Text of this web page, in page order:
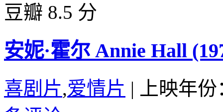
豆瓣 8.5 分
安妮·霍尔 Annie Hall
喜剧片,爱情片 |
上映年